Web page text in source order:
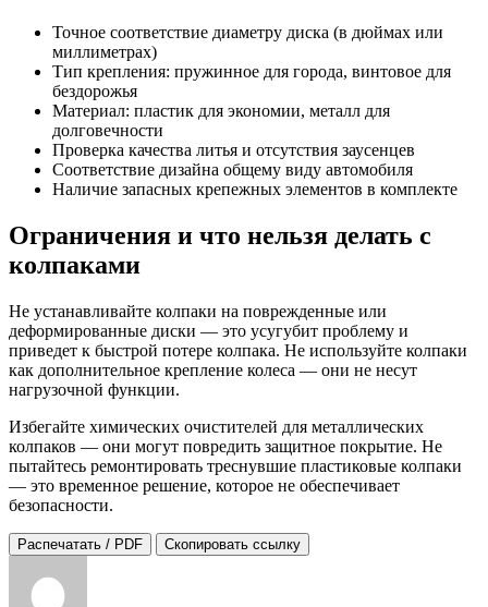
Точное соответствие диаметру диска (в дюймах или
миллиметрах)
Тип крепления: пружинное для города, винтовое для
бездорожья
Материал: пластик для экономии, металл для
долговечности
Проверка качества литья и отсутствия заусенцев
Соответствие дизайна общему виду автомобиля
Наличие запасных крепежных элементов в комплекте
Ограничения и что нельзя делать с
колпаками
Не устанавливайте колпаки на поврежденные или
деформированные диски — это усугубит проблему и
приведет к быстрой потере колпака. Не используйте колпаки
как дополнительное крепление колеса — они не несут
нагрузочной функции.
Избегайте химических очистителей для металлических
колпаков — они могут повредить защитное покрытие. Не
пытайтесь ремонтировать треснувшие пластиковые колпаки
— это временное решение, которое не обеспечивает
безопасности.
Распечатать / PDF Скопировать ссылку